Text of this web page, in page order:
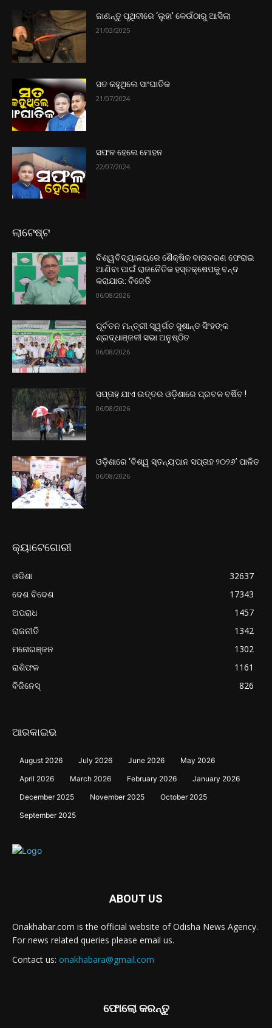
ଜାଣନ୍ତୁ ପୃଥିବୀରେ ‘ଲୁହା’ କେଉଁଠାରୁ ଆସିଲା
21/03/2025
ସତ କହୁଥିଲେ ସାଂଘାତିକ
21/07/2024
ସଫଳ ହେଲେ ମୋହନ
22/07/2024
ଲାଟେଷ୍ଟ
ବିଶ୍ୱବିଦ୍ୟାଳୟରେ ଶୈକ୍ଷିକ ବାତାବରଣ ଫେରାଇ
ଆଣିବା ପାଇଁ ରାଜନୈତିକ ହସ୍ତକ୍ଷେପକୁ ବନ୍ଦ
କରାଯାଉ: ବିଜେଡି
06/08/2026
ପୂର୍ବତନ ମନ୍ତ୍ରୀ ସ୍ୱର୍ଗତ ସୁଶାନ୍ତ ସିଂହଙ୍କ
ଶ୍ରଦ୍ଧାଞ୍ଜଳୀ ସଭା ଅନୁଷ୍ଠିତ
06/08/2026
ସପ୍ତାହ ଯାଏ ଉତ୍ତର‌ ଓଡ଼ିଶାରେ ପ୍ରବଳ ବର୍ଷିବ !
06/08/2026
ଓଡ଼ିଶାରେ ‘ବିଶ୍ୱ ସ୍ତନ୍ୟପାନ ସପ୍ତାହ ୨୦୨୬’ ପାଳିତ
06/08/2026
କ୍ୟାଟେଗୋରୀ
ଓଡିଶା
32637
ଦେଶ ବିଦେଶ
17343
ଅପରାଧ
1457
ରାଜନୀତି
1342
ମନୋରଞ୍ଜନ
1302
ରାଶିଫଳ
1161
ବିଜିନେସ୍
826
ଆରକାଇଭ
August 2026 July 2026 June 2026
May 2026
April 2026
March 2026 February 2026
January 2026
December 2025
November 2025
October 2025
September 2025
ABOUT US
Onakhabar.com is the official website of Odisha News Agency.
For news related queries please email us.
Contact us: onakhabara@gmail.com
ଫୋଲୋ କରନ୍ତୁ